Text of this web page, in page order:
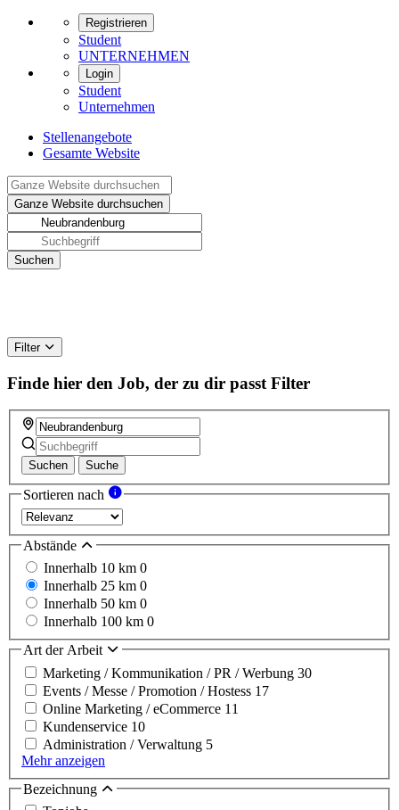
Registrieren
Student
UNTERNEHMEN
Login
Student
Unternehmen
Stellenangebote
Gesamte Website
Filter
Finde hier den Job, der zu dir passt Filter
Suchen Suche
Sortieren nach
Abstände
Innerhalb 10 km 0
Innerhalb 25 km 0
Innerhalb 50 km 0
Innerhalb 100 km 0
Art der Arbeit
Marketing / Kommunikation / PR / Werbung 30
Events / Messe / Promotion / Hostess 17
Online Marketing / eCommerce 11
Kundenservice 10
Administration / Verwaltung 5
Mehr anzeigen
Bezeichnung